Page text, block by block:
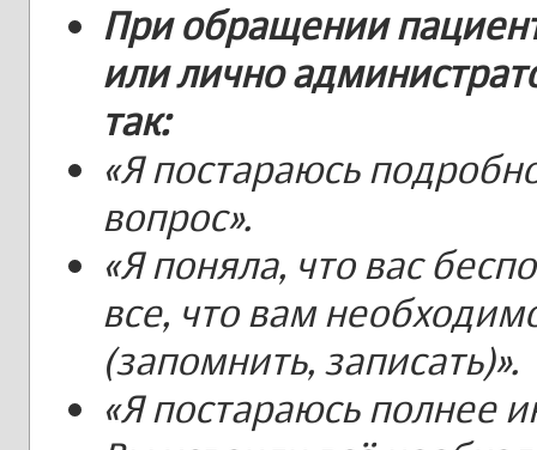
При обращении
или лично
так:
«Я постараюсь
вопрос».
«Я поняла, что вас
все, что вам
(запомнить, записать)».
«Я постараюсь полнее